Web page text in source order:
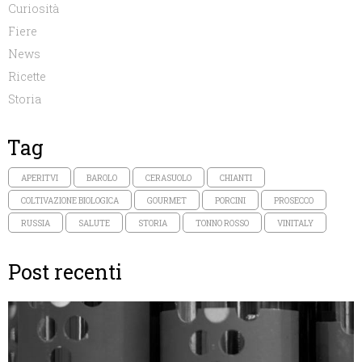
Curiosità
Fiere
News
Ricette
Storia
Tag
APERITVI BAROLO CERASUOLO CHIANTI
COLTIVAZIONE BIOLOGICA GOURMET PORCINI PROSECCO
RUSSIA SALUTE STORIA TONNO ROSSO VINITALY
Post recenti